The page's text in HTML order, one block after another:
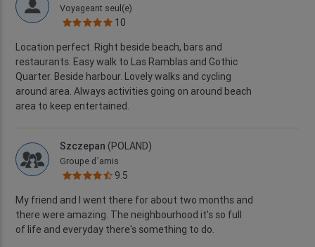
Voyageant seul(e)
10
Location perfect. Right beside beach, bars and
restaurants. Easy walk to Las Ramblas and Gothic
Quarter. Beside harbour. Lovely walks and cycling
around area. Always activities going on around beach
area to keep entertained.
Szczepan (POLAND)
Groupe d´amis
9.5
My friend and I went there for about two months and
there were amazing. The neighbourhood it's so full
of life and everyday there's something to do.